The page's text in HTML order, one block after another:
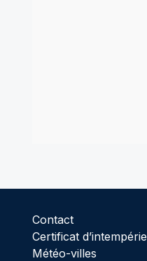
Contact
Certificat d’intempérie
Météo-villes